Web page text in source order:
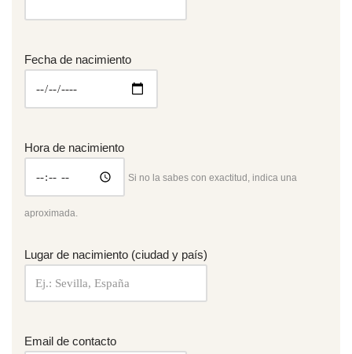
Fecha de nacimiento
Hora de nacimiento
Si no la sabes con exactitud, indica una
aproximada.
Lugar de nacimiento (ciudad y país)
Email de contacto